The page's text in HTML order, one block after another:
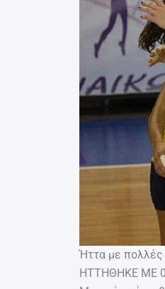
Ήττα με πολλές
ΗΤΤΗΘΗΚΕ ΜΕ